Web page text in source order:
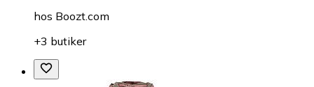
hos Boozt.com
+3 butiker